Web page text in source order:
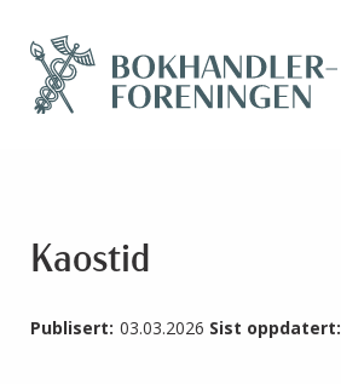
Kaostid
Publisert: 03.03.2026 Sist oppdatert: